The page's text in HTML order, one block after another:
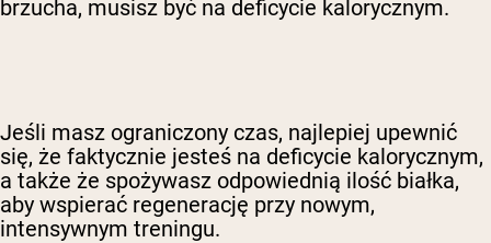
brzucha, musisz być na deficycie kalorycznym.
Jeśli masz ograniczony czas, najlepiej upewnić
się, że faktycznie jesteś na deficycie kalorycznym,
a także że spożywasz odpowiednią ilość białka,
aby wspierać regenerację przy nowym,
intensywnym treningu.